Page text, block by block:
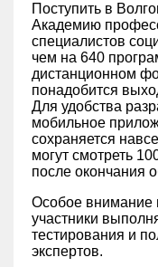
Поступить в
Академию
специалистов
чем на 640
дистанционном
понадобится
Для удобства
мобильное
сохраняется
могут смотреть
после окончания
Особое внимание
участники
тестирования и
экспертов.